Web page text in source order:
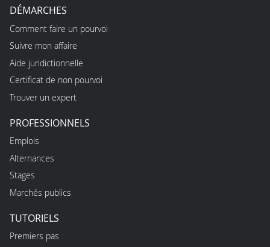
DÉMARCHES
Comment faire un pourvoi
Suivre mon affaire
Aide juridictionnelle
Certificat de non pourvoi
Trouver un expert
PROFESSIONNELS
Emplois
Alternances
Stages
Marchés publics
TUTORIELS
Premiers pas